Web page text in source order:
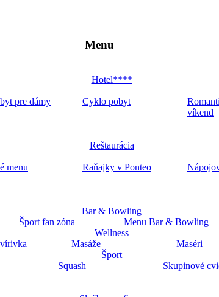
Menu
Hotel****
pre dámy Cyklo pobyt
víkend
Reštaurácia
menu Raňajky v Ponteo
Bar & Bowling
Šport fan zóna Menu Bar & Bowling
Wellness
Masáže Maséri
Šport
Squash Skupinové